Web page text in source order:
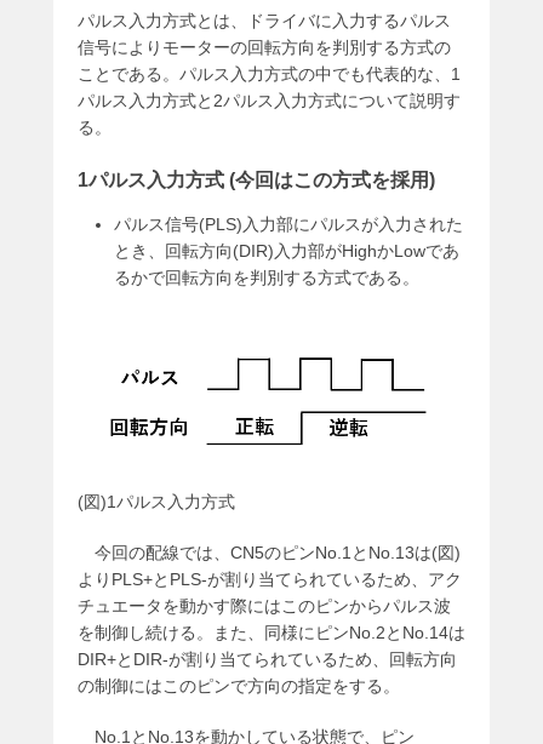
パルス入力方式とは、ドライバに入力するパルス
信号によりモーターの回転方向を判別する方式の
ことである。パルス入力方式の中でも代表的な、1
パルス入力方式と2パルス入力方式について説明す
る。
1パルス入力方式 (今回はこの方式を採用)
パルス信号(PLS)入力部にパルスが入力された
とき、回転方向(DIR)入力部がHighかLowであ
るかで回転方向を判別する方式である。
(図)1パルス入力方式
今回の配線では、CN5のピンNo.1とNo.13は(図)
よりPLS+とPLS-が割り当てられているため、アク
チュエータを動かす際にはこのピンからパルス波
を制御し続ける。また、同様にピンNo.2とNo.14は
DIR+とDIR-が割り当てられているため、回転方向
の制御にはこのピンで方向の指定をする。
No.1とNo.13を動かしている状態で、ピン